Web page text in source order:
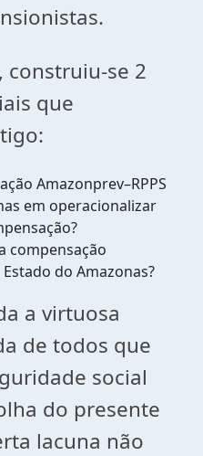
construiu-se 2
que
Amazonprev–RPPS
em operacionalizar
compensação
do Amazonas?
a virtuosa
de todos que
social
do presente
lacuna não